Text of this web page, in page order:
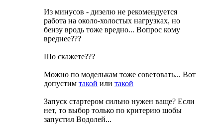
Из минусов - дизелю не рекомендуется
работа на около-холостых нагрузках, но
бензу вродь тоже вредно... Вопрос кому
вреднее???
Шо скажете???
Можно по моделькам тоже советовать... Вот
допустим такой или такой
Запуск стартером сильно нужен ваще? Если
нет, то выбор только по критерию шобы
запустил Водолей...